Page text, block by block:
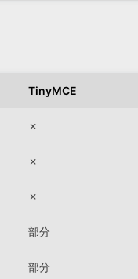
TinyMCE
✗
✗
✗
部分
部分